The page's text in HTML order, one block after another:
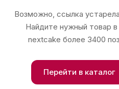
Возможно, ссылка
Найдите нужный товар
nextcake более 3400
Перейти в каталог